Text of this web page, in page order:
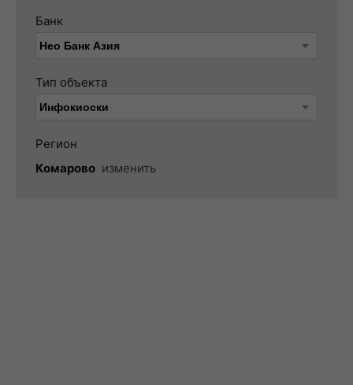
Банк
Тип объекта
Регион
Комарово изменить